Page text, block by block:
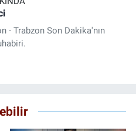
- Trabzon Son Dakika'nın